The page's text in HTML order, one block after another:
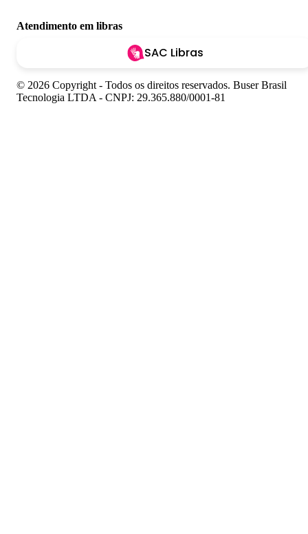
Atendimento em libras
SAC Libras
© 2026 Copyright - Todos os direitos reservados. Buser Brasil
Tecnologia LTDA - CNPJ: 29.365.880/0001-81